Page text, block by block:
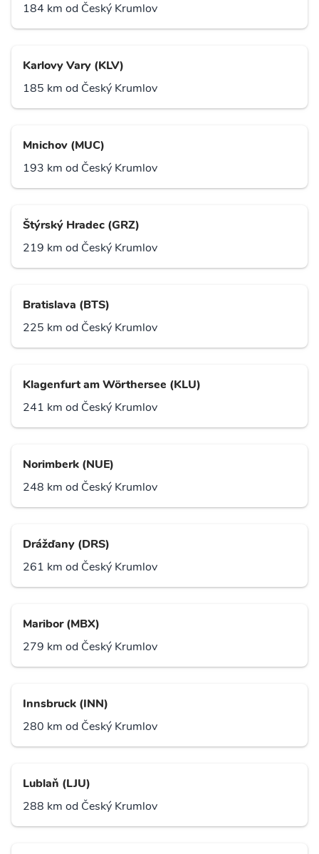
184 km od Český Krumlov
Karlovy Vary (KLV)
185 km od Český Krumlov
Mnichov (MUC)
193 km od Český Krumlov
Štýrský Hradec (GRZ)
219 km od Český Krumlov
Bratislava (BTS)
225 km od Český Krumlov
Klagenfurt am Wörthersee (KLU)
241 km od Český Krumlov
Norimberk (NUE)
248 km od Český Krumlov
Drážďany (DRS)
261 km od Český Krumlov
Maribor (MBX)
279 km od Český Krumlov
Innsbruck (INN)
280 km od Český Krumlov
Lublaň (LJU)
288 km od Český Krumlov